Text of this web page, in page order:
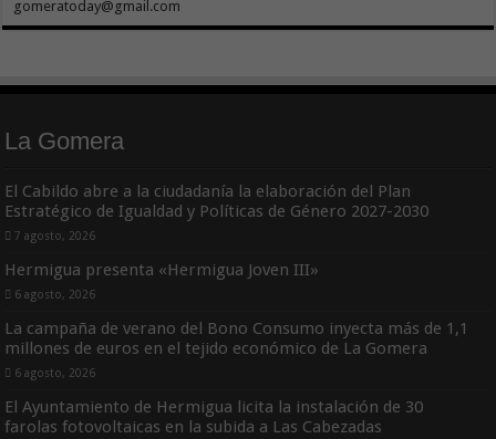
gomeratoday@gmail.com
La Gomera
El Cabildo abre a la ciudadanía la elaboración del Plan
Estratégico de Igualdad y Políticas de Género 2027-2030
7 agosto, 2026
Hermigua presenta «Hermigua Joven III»
6 agosto, 2026
La campaña de verano del Bono Consumo inyecta más de 1,1
millones de euros en el tejido económico de La Gomera
6 agosto, 2026
El Ayuntamiento de Hermigua licita la instalación de 30
farolas fotovoltaicas en la subida a Las Cabezadas